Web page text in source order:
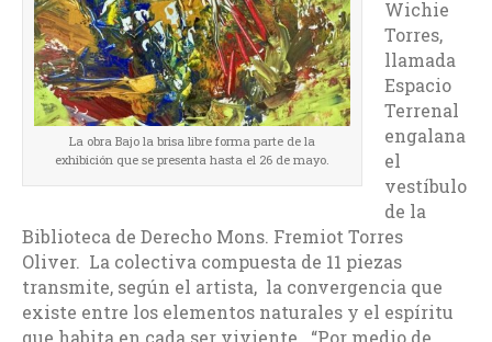
La obra Bajo la brisa libre forma parte de la
exhibición que se presenta hasta el 26 de mayo.
Wichie
Torres,
llamada
Espacio
Terrenal
engalana
el
vestíbulo
de la
Biblioteca de Derecho Mons. Fremiot Torres
Oliver. La colectiva compuesta de 11 piezas
transmite, según el artista, la convergencia que
existe entre los elementos naturales y el espíritu
que habita en cada ser viviente. “Por medio de